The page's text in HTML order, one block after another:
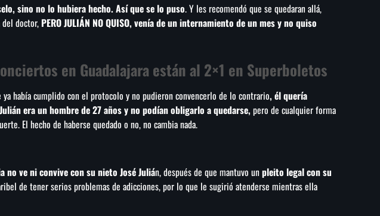
sino no lo hubiera hecho. Así que se lo puso. Y les recomendó que se quedaran allá,
doctor, PERO JULIÁN NO QUISO, venía de un internamiento de un mes y no quiso
en Guadalajara están al 2×1 en Superboletos
había cumplido con el protocolo y no pudieron convencerlo de lo contrario, él quería
era un hombre de 27 años y no podían obligarlo a quedarse,pero de cualquier forma
El hecho de haberse quedado o no, no cambia nada.
no ve ni convive con su nieto José Julián, después de que mantuvo un pleito legal con su
de tener serios problemas de adicciones, por lo que le sugirió atenderse mientras ella